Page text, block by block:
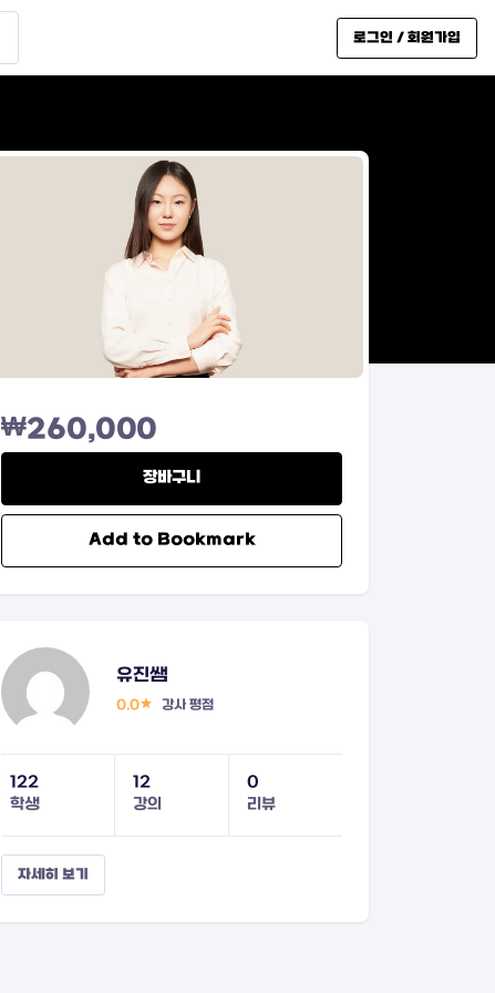
로그인 / 회원가입
₩260,000
장바구니
Add to Bookmark
유진쌤
0.0 강사 평점
122
학생
12
강의
0
리뷰
자세히 보기